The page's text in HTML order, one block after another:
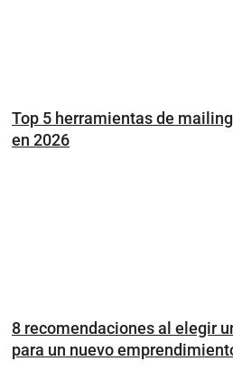
Top 5 herramientas de
en 2026
8 recomendaciones al elegir
para un nuevo